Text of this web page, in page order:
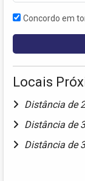
Concordo em
Locais
Distância de
Distância de
Distância de